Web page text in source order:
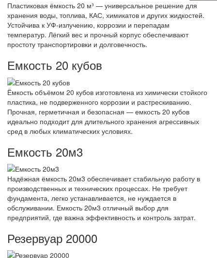
Пластиковая ёмкость 20 м³ — универсальное решение для
хранения воды, топлива, КАС, химикатов и других жидкостей.
Устойчива к УФ-излучению, коррозии и перепадам
температур. Лёгкий вес и прочный корпус обеспечивают
простоту транспортировки и долговечность.
Емкость 20 кубов
Ёмкость объёмом 20 кубов изготовлена из химически стойкого
пластика, не подверженного коррозии и растрескиванию.
Прочная, герметичная и безопасная — емкость 20 кубов
идеально подходит для длительного хранения агрессивных
сред в любых климатических условиях.
Емкость 20м3
Надёжная ёмкость 20м3 обеспечивает стабильную работу в
производственных и технических процессах. Не требует
фундамента, легко устанавливается, не нуждается в
обслуживании. Емкость 20м3 отличный выбор для
предприятий, где важна эффективность и контроль затрат.
Резервуар 20000